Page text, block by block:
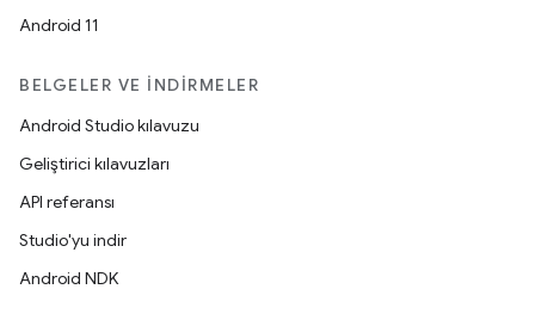
Android 11
BELGELER VE İNDIRMELER
Android Studio kılavuzu
Geliştirici kılavuzları
API referansı
Studio'yu indir
Android NDK